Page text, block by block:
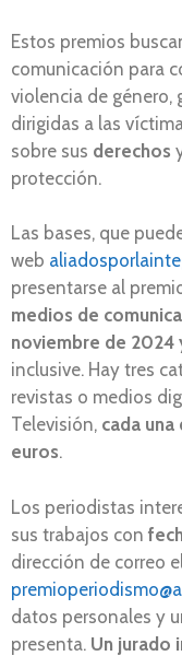
Estos premios
comunicación para
violencia de género,
dirigidas a las
sobre sus derechos
protección.
Las bases, que
web
presentarse al
medios de
noviembre de 2024
inclusive. Hay tres
revistas o medios
Televisión, cada
euros.
Los periodistas
sus trabajos con
dirección de correo
datos personales y
presenta. Un jurado